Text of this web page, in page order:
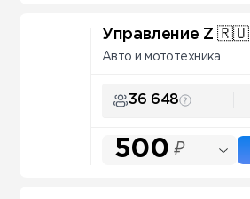
Управление Z 🇷🇺
Авто и мототехника
36 648
500 ₽